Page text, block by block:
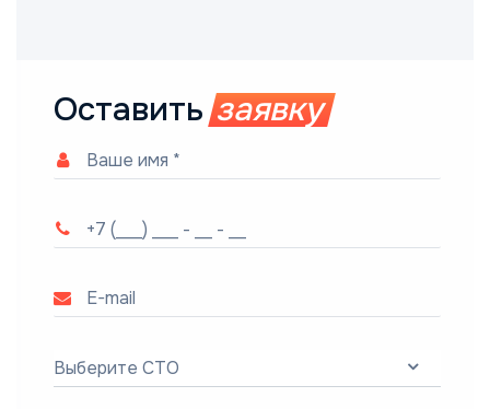
Оставить заявку
Выберите СТО